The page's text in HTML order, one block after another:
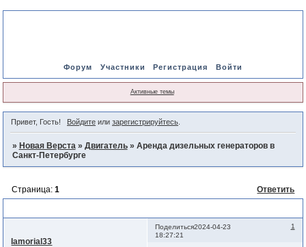
Форум Участники Регистрация Войти
Активные темы
Привет, Гость! Войдитеили зарегистрируйтесь.
» Новая Верста » Двигатель » Аренда дизельных генераторов в
Санкт-Петербурге
Страница: 1 Ответить
Поделиться 1
2024-04-23
18:27:21
Iamorial33